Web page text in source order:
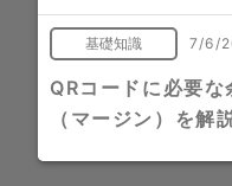
基礎知識 7/6/
QRコードに必要
（マージン）を解